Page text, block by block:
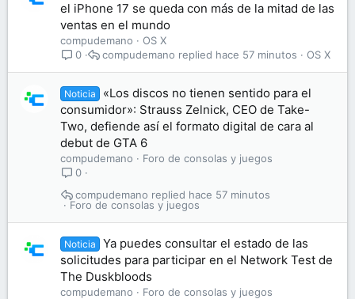
el iPhone 17 se queda con más de la mitad de las
ventas en el mundo
compudemano
OS X
0
OS X
hace 57 minutos
compudemano
Noticia
«Los discos no tienen sentido para el
consumidor»: Strauss Zelnick, CEO de Take-
Two, defiende así el formato digital de cara al
debut de GTA 6
compudemano
Foro de consolas y juegos
0
Foro de consolas y juegos
hace 57 minutos
compudemano
Noticia
Ya puedes consultar el estado de las
solicitudes para participar en el Network Test de
The Duskbloods
compudemano
Foro de consolas y juegos